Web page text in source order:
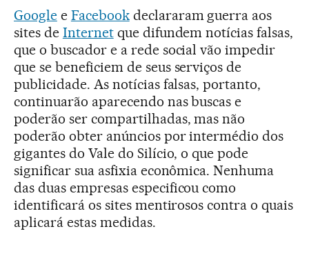
Googlee Facebookdeclararam guerra aos
sites de Internetque difundem notícias falsas,
que o buscador e a rede social vão impedir
que se beneficiem de seus serviços de
publicidade. As notícias falsas, portanto,
continuarão aparecendo nas buscas e
poderão ser compartilhadas, mas não
poderão obter anúncios por intermédio dos
gigantes do Vale do Silício, o que pode
significar sua asfixia econômica. Nenhuma
das duas empresas especificou como
identificará os sites mentirosos contra o quais
aplicará estas medidas.